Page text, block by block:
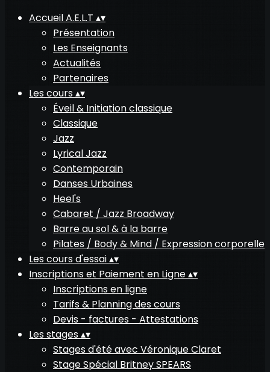
Accueil A.E.L.T ▴▾
Présentation
Les Enseignants
Actualités
Partenaires
Les cours▴▾
Éveil & Initiation classique
Classique
Jazz
Lyrical Jazz
Contemporain
Danses Urbaines
Heel's
Cabaret / Jazz Broadway
Barre au sol & à la barre
Pilates / Body & Mind / Expression corporelle
Les cours d'essai▴▾
Inscriptions et Paiement en Ligne▴▾
Inscriptions en ligne
Tarifs & Planning des cours
Devis - factures - Attestations
Les stages▴▾
Stages d'été avec Véronique Claret
Stage Spécial Britney SPEARS